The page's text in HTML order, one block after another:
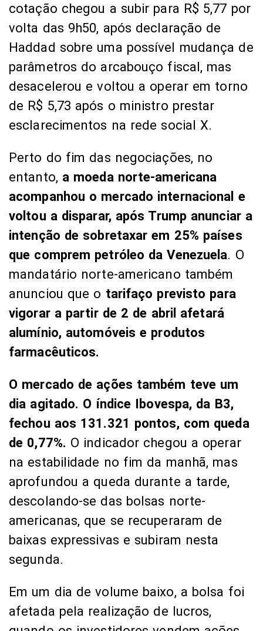
cotação chegou a subir para R$ 5,77 por
volta das 9h50, após declaração de
Haddad sobre uma possível mudança de
parâmetros do arcabouço fiscal, mas
desacelerou e voltou a operar em torno
de R$ 5,73 após o ministro prestar
esclarecimentos na rede social X.
Perto do fim das negociações, no
entanto, a moeda norte-americana
acompanhou o mercado internacional e
voltou a disparar, após Trump anunciar a
intenção de sobretaxar em 25% países
que comprem petróleo da Venezuela. O
mandatário norte-americano também
anunciou que o tarifaço previsto para
vigorar a partir de 2 de abril afetará
alumínio, automóveis e produtos
farmacêuticos.
O mercado de ações também teve um
dia agitado. O índice Ibovespa, da B3,
fechou aos 131.321 pontos, com queda
de 0,77%. O indicador chegou a operar
na estabilidade no fim da manhã, mas
aprofundou a queda durante a tarde,
descolando-se das bolsas norte-
americanas, que se recuperaram de
baixas expressivas e subiram nesta
segunda.
Em um dia de volume baixo, a bolsa foi
afetada pela realização de lucros,